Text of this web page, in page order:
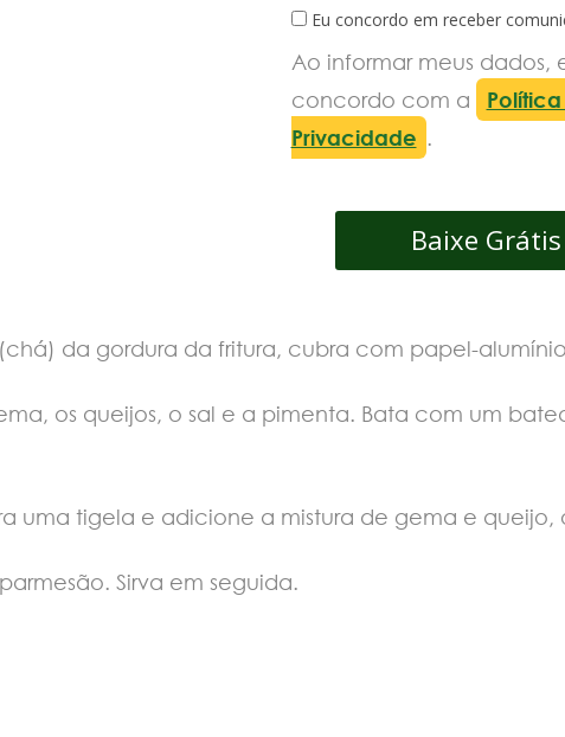
Eu concordo em receber
Ao informar meus dados,
concordo com a
Privacidade .
Baixe Grátis
da gordura da fritura, cubra com papel-
os queijos, o sal e a pimenta. Bata com um
uma tigela e adicione a mistura de gema e
Sirva em seguida.